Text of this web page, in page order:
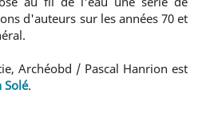
d'auteurs sur les années 70 et
Archéobd / Pascal Hanrion est
Solé.